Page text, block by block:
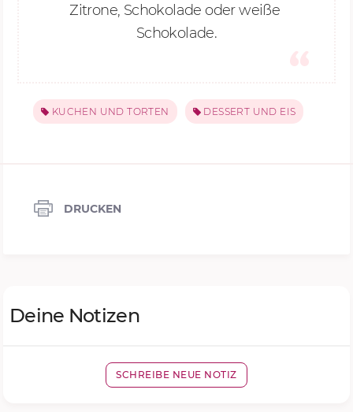
Zitrone, Schokolade oder weiße
Schokolade.
KUCHEN UND TORTEN DESSERT UND EIS
DRUCKEN
Deine Notizen
SCHREIBE NEUE NOTIZ